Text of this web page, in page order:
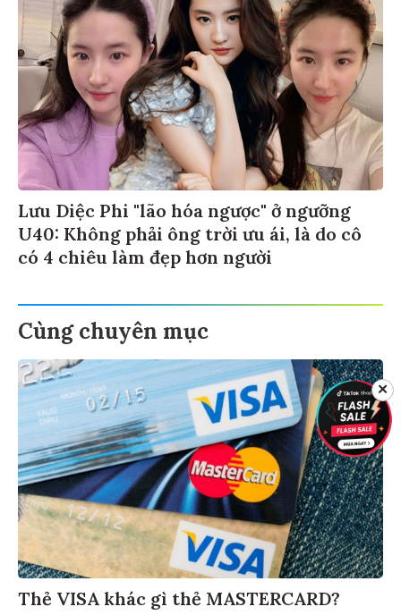
Lưu Diệc Phi "lão hóa ngược" ở ngưỡng
U40: Không phải ông trời ưu ái, là do cô
có 4 chiêu làm đẹp hơn người
Cùng chuyên mục
Thẻ VISA khác gì thẻ MASTERCARD?
✕